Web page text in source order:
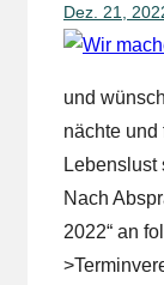
Dez. 21,
und
nächte und
Lebenslust
Nach
2022“ an